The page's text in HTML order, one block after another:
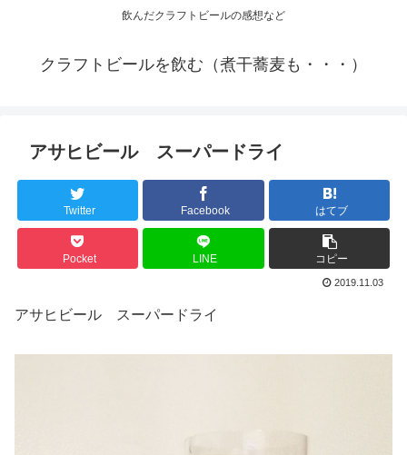
飲んだクラフトビールの感想など
クラフトビールを飲む（煮干蕎麦も・・・）
アサヒビール スーパードライ
Twitter Facebook はてブ
Pocket LINE コピー
2019.11.03
アサヒビール スーパードライ